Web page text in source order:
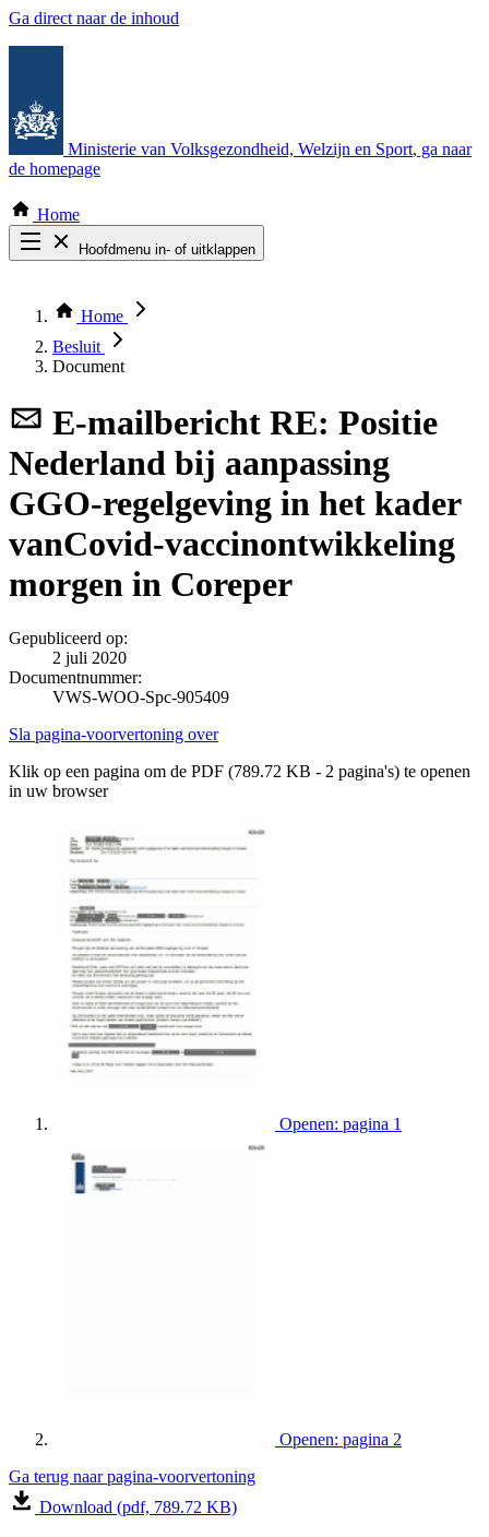
Ga direct naar de inhoud
Ministerie van Volksgezondheid, Welzijn en Sport, ga naar
de homepage
Home
Hoofdmenu in- of uitklappen
Thema COVID-19
Bekijk per bestuursorgaan
Home
Besluit
Document
E-mailbericht RE: Positie
Nederland bij aanpassing
GGO-regelgeving in het kader
vanCovid-vaccinontwikkeling
morgen in Coreper
Gepubliceerd op:
2 juli 2020
Documentnummer:
VWS-WOO-Spc-905409
Sla pagina-voorvertoning over
Klik op een pagina om de PDF (789.72 KB - 2 pagina's) te openen
in uw browser
Openen: pagina 1
Openen: pagina 2
Ga terug naar pagina-voorvertoning
Download (pdf, 789.72 KB)